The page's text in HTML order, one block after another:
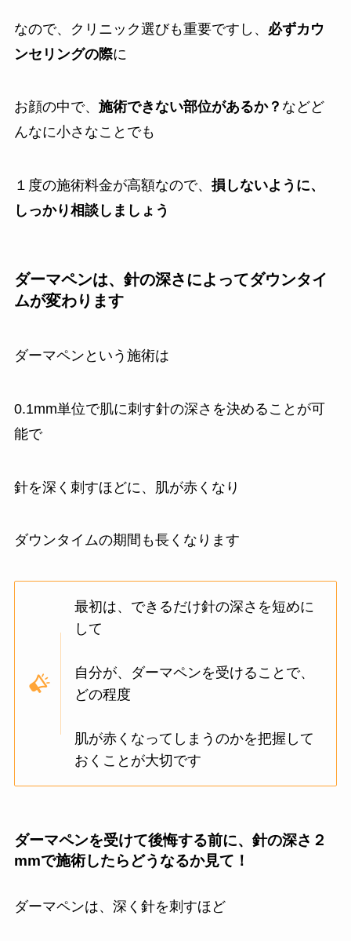
なので、クリニック選びも重要ですし、 必ずカウ
ンセリングの際に
お顔の中で、 施術できない部位があるか？ などど
んなに小さなことでも
１度の施術料金が高額なので、 損しないように、
しっかり相談しましょう
ダーマペンは、針の深さによってダウンタイ
ムが変わります
ダーマペンという施術は
0.1mm単位で肌に刺す針の深さを決めることが可
能で
針を深く刺すほどに、肌が赤くなり
ダウンタイムの期間も長くなります
最初は、できるだけ針の深さを短めに
して
自分が、ダーマペンを受けることで、
どの程度
肌が赤くなってしまうのかを把握して
おくことが大切です
ダーマペンを受けて後悔する前に、針の深さ２
mmで施術したらどうなるか見て！
ダーマペンは、深く針を刺すほど